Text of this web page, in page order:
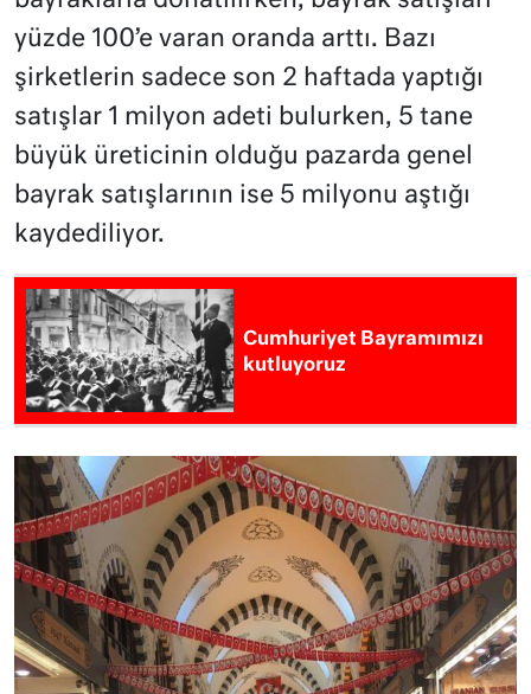
yüzde 100’e varan oranda arttı. Bazı
şirketlerin sadece son 2 haftada yaptığı
satışlar 1 milyon adeti bulurken, 5 tane
büyük üreticinin olduğu pazarda genel
bayrak satışlarının ise 5 milyonu aştığı
kaydediliyor.
Cumhuriyet Bayramımızı
kutluyoruz